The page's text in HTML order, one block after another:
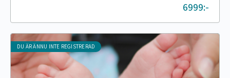
6999:-
DU ÄR ÄNNU INTE REGISTRERAD